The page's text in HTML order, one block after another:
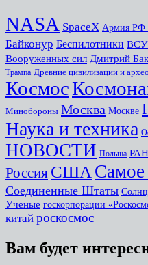
NASA SpaceX Армия
Байконур Беспилотники ВСУ
Вооруженных сил Дмитрий
Трампа Древние цивилизации и
Космоc
Минобороны Москва Москве
Наука и техника
НОВОСТИ Польша РАН
Россия США Самое
Соединенные Штаты
Ученые госкорпорации
китай роскосмос
Вам будет